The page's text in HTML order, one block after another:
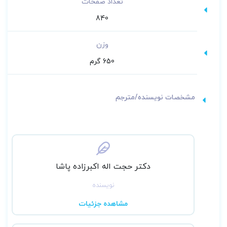
840
وزن
650 گرم
مشخصات نویسنده/مترجم
دکتر حجت اله اکبرزاده پاشا
نویسنده
مشاهده جزئیات